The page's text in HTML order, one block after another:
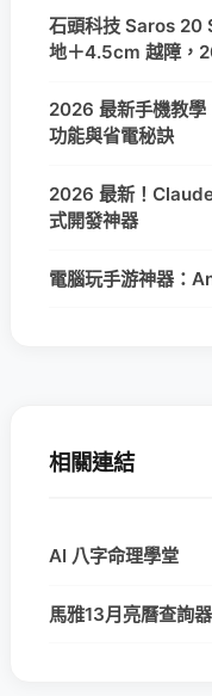
石頭科技 Saros 20
地＋4.5cm 越障，
2026 最新手機教
功能與省電秘訣
2026 最新！
式開發神器
電腦玩手游神器：
相關連結
AI 八字命理學堂
馬雅13月亮曆查詢器